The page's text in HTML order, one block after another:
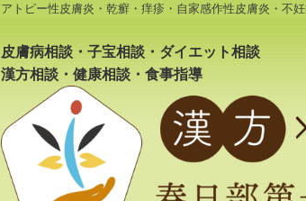
アトピー性皮膚炎・乾癬・痒疹・自家感作性皮膚炎・
皮膚病相談・子宝相談・ダイエット相談
漢方相談・健康相談・食事指導